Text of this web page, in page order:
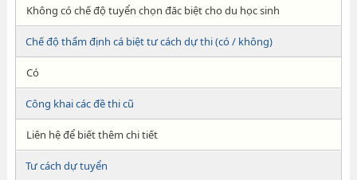
Không có chế độ tuyển chọn đăc biệt cho du học sinh
Chế độ thẩm định cá biệt tư cách dự thi (có / không)
Có
Công khai các đề thi cũ
Liên hệ để biết thêm chi tiết
Tư cách dự tuyển